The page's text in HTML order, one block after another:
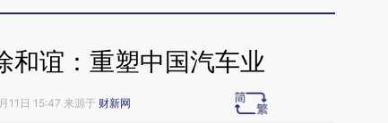
和谊：重塑中国汽车业
11日 15:47 来源于 财新网